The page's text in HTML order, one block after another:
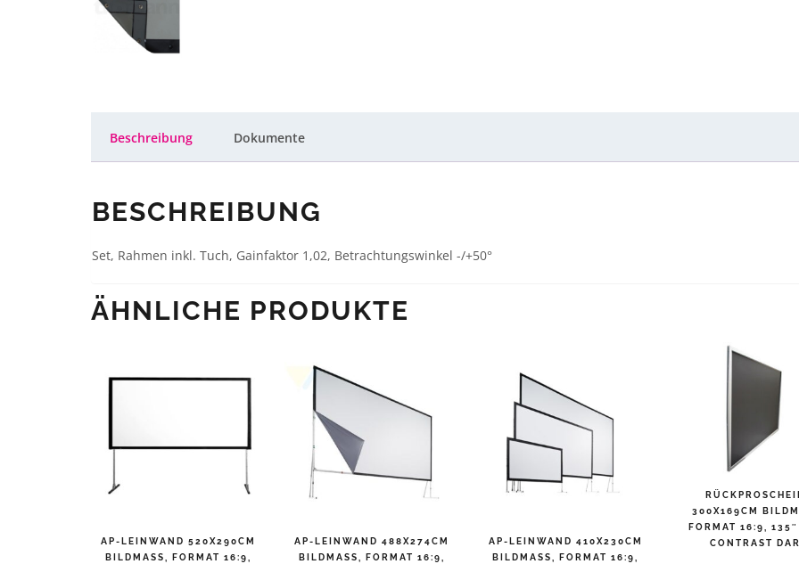
Beschreibung Dokumente
BESCHREIBUNG
Set, Rahmen inkl. Tuch, Gainfaktor 1,02, Betrachtungswinkel -/+50°
ÄHNLICHE PRODUKTE
AP-LEINWAND 520X290CM
BILDMASS, FORMAT 16:9, V
AP-LEINWAND 488X274CM
BILDMASS, FORMAT 16:9, M
AP-LEINWAND 410X230CM
BILDMASS, FORMAT 16:9, V
300X169CM
ORMAT 16:9, 135″
ONTRAST DARK